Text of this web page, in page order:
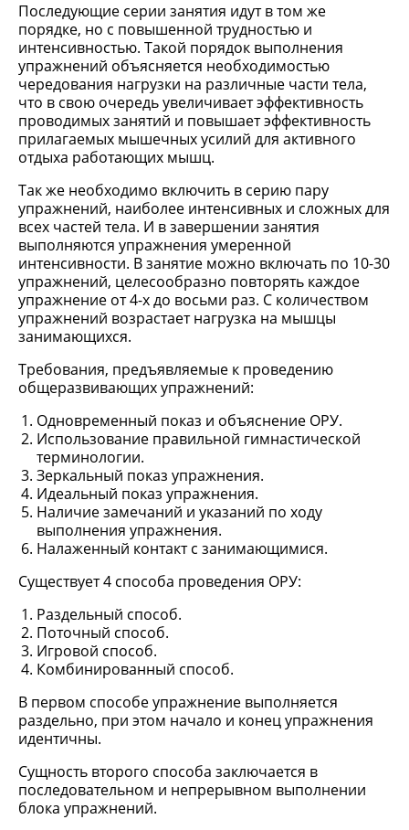
Последующие серии занятия идут в том же
порядке, но с повышенной трудностью и
интенсивностью. Такой порядок выполнения
упражнений объясняется необходимостью
чередования нагрузки на различные части тела,
что в свою очередь увеличивает эффективность
проводимых занятий и повышает эффективность
прилагаемых мышечных усилий для активного
отдыха работающих мышц.
Так же необходимо включить в серию пару
упражнений, наиболее интенсивных и сложных для
всех частей тела. И в завершении занятия
выполняются упражнения умеренной
интенсивности. В занятие можно включать по 10-30
упражнений, целесообразно повторять каждое
упражнение от 4-х до восьми раз. С количеством
упражнений возрастает нагрузка на мышцы
занимающихся.
Требования, предъявляемые к проведению
общеразвивающих упражнений:
Одновременный показ и объяснение ОРУ.
Использование правильной гимнастической
терминологии.
Зеркальный показ упражнения.
Идеальный показ упражнения.
Наличие замечаний и указаний по ходу
выполнения упражнения.
Налаженный контакт с занимающимися.
Существует 4 способа проведения ОРУ:
Раздельный способ.
Поточный способ.
Игровой способ.
Комбинированный способ.
В первом способе упражнение выполняется
раздельно, при этом начало и конец упражнения
идентичны.
Сущность второго способа заключается в
последовательном и непрерывном выполнении
блока упражнений.